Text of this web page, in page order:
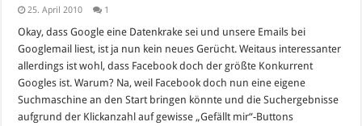
25. April 2010 1
Okay, dass Google eine Datenkrake sei und unsere Emails bei
Googlemail liest, ist ja nun kein neues Gerücht. Weitaus interessanter
allerdings ist wohl, dass Facebook doch der größte Konkurrent
Googles ist. Warum? Na, weil Facebook doch nun eine eigene
Suchmaschine an den Start bringen könnte und die Suchergebnisse
aufgrund der Klickanzahl auf gewisse „Gefällt mir“-Buttons